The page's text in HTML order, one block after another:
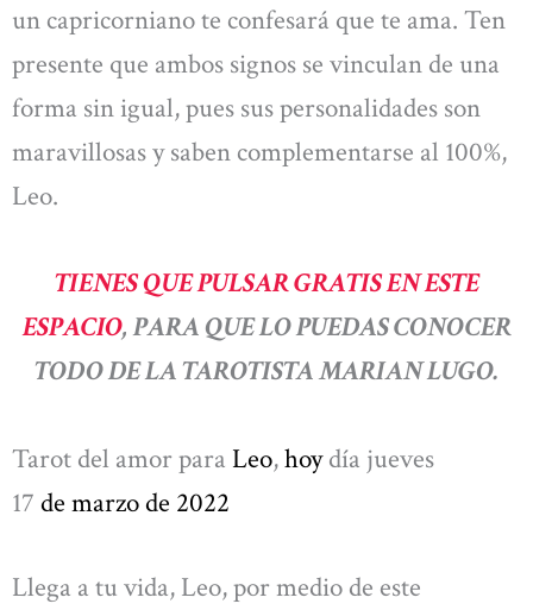
un capricorniano te confesará que te ama. Ten
presente que ambos signos se vinculan de una
forma sin igual, pues sus personalidades son
maravillosas y saben complementarse al 100%,
Leo.
TIENES QUE PULSAR GRATIS EN ESTE
ESPACIO, PARA QUE LO PUEDAS CONOCER
TODO DE LA TAROTISTA MARIAN LUGO.
Tarot del amor para Leo,hoydía jueves
17 de marzode 2022
Llega a tu vida, Leo, por medio de este